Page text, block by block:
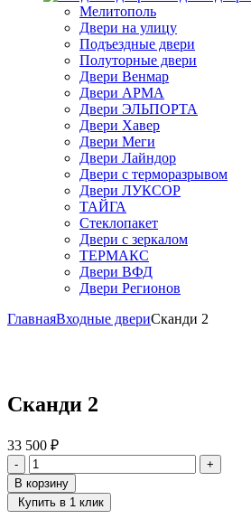
Мелитополь
Двери на улицу
Подъездные двери
Полуторные двери
Двери Венмар
Двери АРМА
Двери ЭЛЬПОРТА
Двери Хавер
Двери Меги
Двери Лайндор
Двери с терморазрывом
Двери ЛУКСОР
ТАЙГА
Стеклопакет
Двери с зеркалом
ТЕРМАКС
Двери ВФД
Двери Регионов
ГлавнаяВходные двериСканди 2
Сканди 2
33 500 ₽
Количество
товара
Сканди
2
-
+
В корзину
Купить в 1 клик